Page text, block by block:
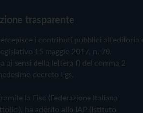
trasparente
i contributi pubblici all'editoria
15 maggio 2017, n. 70.
ai sensi della lettera f) del comma 2
decreto Lgs.
la Fisc (Federazione Italiana
ha aderito allo IAP (Istituto